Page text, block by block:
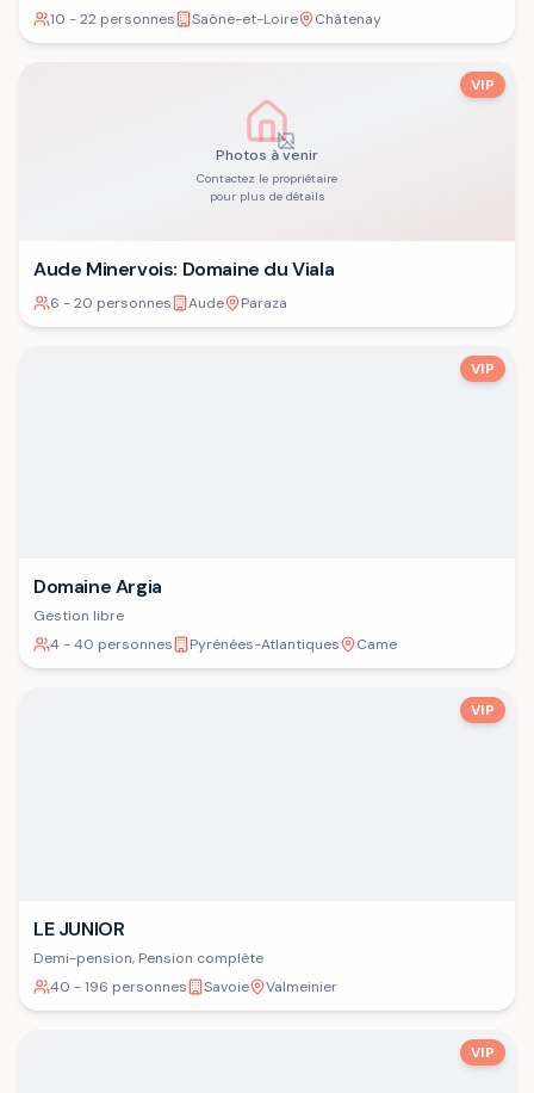
10 - 22 personnes
Saône-et-Loire Châtenay
Photos à venir
Contactez le propriétaire
pour plus de détails
VIP
Aude Minervois: Domaine du Viala
6 - 20 personnes Aude Paraza
VIP
Domaine Argia
Gestion libre
4 - 40 personnes
Pyrénées-Atlantiques Came
VIP
LE JUNIOR
Demi-pension, Pension complète
40 - 196 personnes
Savoie Valmeinier
VIP